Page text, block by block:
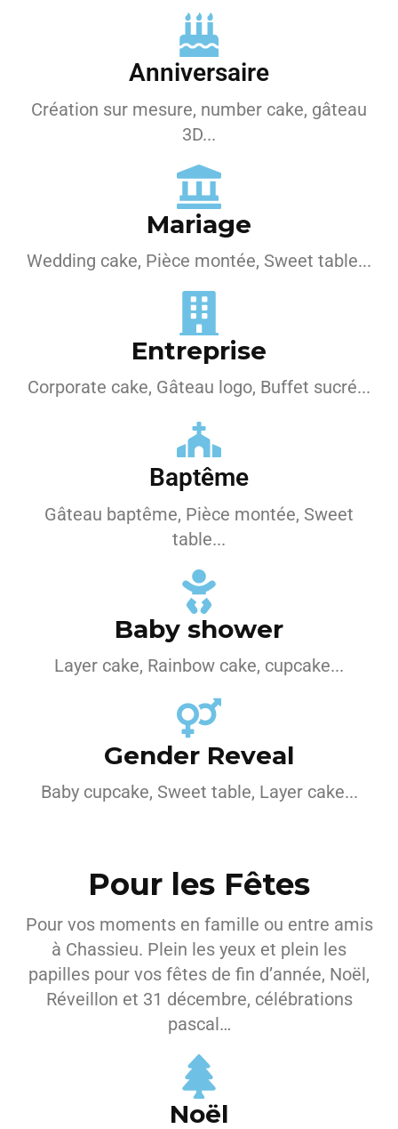
Anniversaire
Création sur mesure, number cake, gâteau
3D...
Mariage
Wedding cake, Pièce montée, Sweet table...
Entreprise
Corporate cake, Gâteau logo, Buffet sucré...
Baptême
Gâteau baptême, Pièce montée, Sweet
table...
Baby shower
Layer cake, Rainbow cake, cupcake...
Gender Reveal
Baby cupcake, Sweet table, Layer cake...
Pour les Fêtes
Pour vos moments en famille ou entre amis
à Chassieu. Plein les yeux et plein les
papilles pour vos fêtes de fin d’année, Noël,
Réveillon et 31 décembre, célébrations
pascal…
Noël